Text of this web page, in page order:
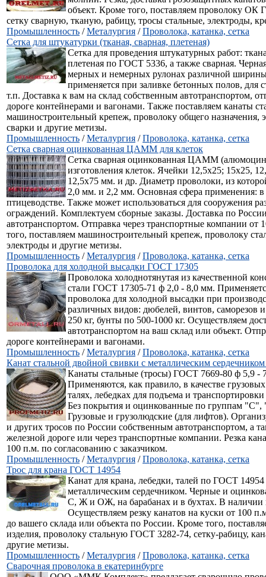
объект. Кроме того, поставляем проволоку ОК
сетку сварную, тканую, рабицу, тросы стальные, электроды,
Промышленность /Металургия /Проволока, катанка, сетка
Сетка для штукатурки (тканая, сварная, плетеная)
Сетка для проведения штукатурных работ:
плетеная по ГОСТ 5336, а также сварная.
мерных и немерных рулонах различной
применяется при заливке бетонных полов, для
т.п. Доставка к вам на склад собственным автотранспортом,
дороге контейнерами и вагонами. Также поставляем канаты
машиностроительный крепеж, проволоку общего назначения,
сварки и другие метизы.
Промышленность /Металургия /Проволока, катанка, сетка
Сетка сварная оцинкованная ЦАММ для клеток
Сетка сварная оцинкованная ЦАММ
изготовления клеток. Ячейки 12,5х25; 15х25,
12,5х75 мм. и др. Диаметр проволоки, из
2,0 мм. и 2,2 мм. Основная сфера применения: в
птицеводстве. Также может использоваться для сооружения
ограждений. Комплектуем сборные заказы. Доставка по
автотранспортом. Отправка через транспортные компании от
того, поставляем машиностроительный крепеж, проволоку
электроды и другие метизы.
Промышленность /Металургия /Проволока, катанка, сетка
Проволока для холодной высадки ГОСТ 17305
Проволока холоднотянутая из качественной
стали ГОСТ 17305-71 ф 2,0 - 8,0 мм.
проволока для холодной высадки при
различных видов: дюбелей, винтов, саморезов
250 кг, бунты по 500-1000 кг. Осуществляем
автотранспортом на ваш склад или объект.
дороге контейнерами и вагонами.
Промышленность /Металургия /Проволока, катанка, сетка
Канат стальной двойной свивки с металлическим
Канаты стальные (тросы) ГОСТ 7669-80 ф 5,9 -
Применяются, как правило, в качестве
талях, лебедках для подъема и
Без покрытия и оцинкованные по группам
Грузовые и грузолюдские (для лифтов).
и других тросов по России собственным автотранспортом, а
железной дороге или через транспортные компании. Резка
100 п.м. по согласованию с заказчиком.
Промышленность /Металургия /Проволока, катанка, сетка
Трос для крана ГОСТ 14954
Канат для крана, лебедки, талей по ГОСТ
металлическим сердечником. Черные и
С, Ж и ОЖ, на барабанах и в бухтах. В наличии
Осуществляем резку канатов на куски от 100
до вашего склада или объекта по России. Кроме того,
изделия, проволоку стальную ГОСТ 3282-74, сетку-рабицу,
другие метизы.
Промышленность /Металургия /Проволока, катанка, сетка
Сварочная проволока в екатеринбурге